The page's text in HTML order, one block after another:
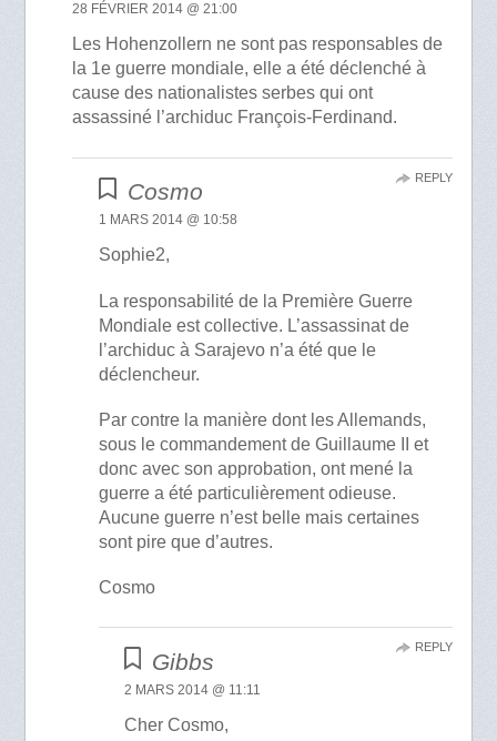
28 FÉVRIER 2014 @ 21:00
Les Hohenzollern ne sont pas responsables de
la 1e guerre mondiale, elle a été déclenché à
cause des nationalistes serbes qui ont
assassiné l’archiduc François-Ferdinand.
Cosmo
1 MARS 2014 @ 10:58
Sophie2,
La responsabilité de la Première Guerre
Mondiale est collective. L’assassinat de
l’archiduc à Sarajevo n’a été que le
déclencheur.
Par contre la manière dont les Allemands,
sous le commandement de Guillaume II et
donc avec son approbation, ont mené la
guerre a été particulièrement odieuse.
Aucune guerre n’est belle mais certaines
sont pire que d’autres.
Cosmo
REPLY
Gibbs
2 MARS 2014 @ 11:11
Cher Cosmo,
REPLY